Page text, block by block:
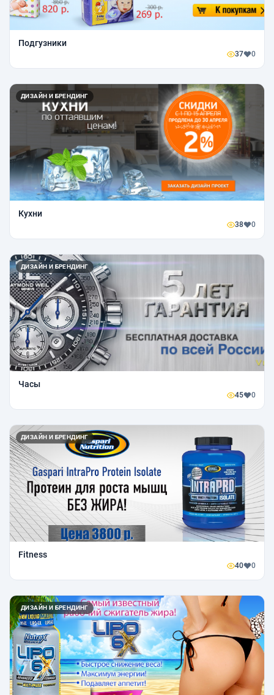
Подгузники
37 0
ДИЗАЙН И БРЕНДИНГ
Кухни
38 0
ДИЗАЙН И БРЕНДИНГ
Часы
45 0
ДИЗАЙН И БРЕНДИНГ
Fitness
40 0
ДИЗАЙН И БРЕНДИНГ